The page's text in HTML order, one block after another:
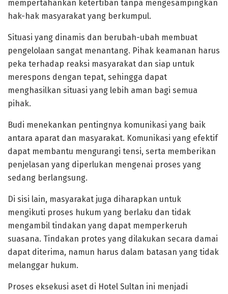
mempertahankan ketertiban tanpa mengesampingkan
hak-hak masyarakat yang berkumpul.
Situasi yang dinamis dan berubah-ubah membuat
pengelolaan sangat menantang. Pihak keamanan harus
peka terhadap reaksi masyarakat dan siap untuk
merespons dengan tepat, sehingga dapat
menghasilkan situasi yang lebih aman bagi semua
pihak.
Budi menekankan pentingnya komunikasi yang baik
antara aparat dan masyarakat. Komunikasi yang efektif
dapat membantu mengurangi tensi, serta memberikan
penjelasan yang diperlukan mengenai proses yang
sedang berlangsung.
Di sisi lain, masyarakat juga diharapkan untuk
mengikuti proses hukum yang berlaku dan tidak
mengambil tindakan yang dapat memperkeruh
suasana. Tindakan protes yang dilakukan secara damai
dapat diterima, namun harus dalam batasan yang tidak
melanggar hukum.
Proses eksekusi aset di Hotel Sultan ini menjadi